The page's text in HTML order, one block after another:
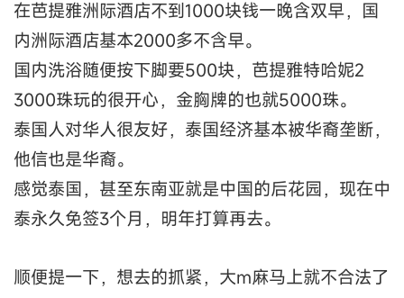
在芭提雅洲际酒店不到1000块钱一晚含双早，国
内洲际酒店基本2000多不含早。
国内洗浴随便按下脚要500块，芭提雅特哈妮2
3000珠玩的很开心，金胸牌的也就5000珠。
泰国人对华人很友好，泰国经济基本被华裔垄断，
他信也是华裔。
感觉泰国，甚至东南亚就是中国的后花园，现在中
泰永久免签3个月，明年打算再去。
顺便提一下，想去的抓紧，大m麻马上就不合法了